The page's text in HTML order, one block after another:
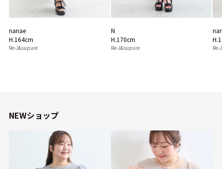
nanae
H.164cm
Re-J&supure
N
H.170cm
Re-J&supure
NEWショップ